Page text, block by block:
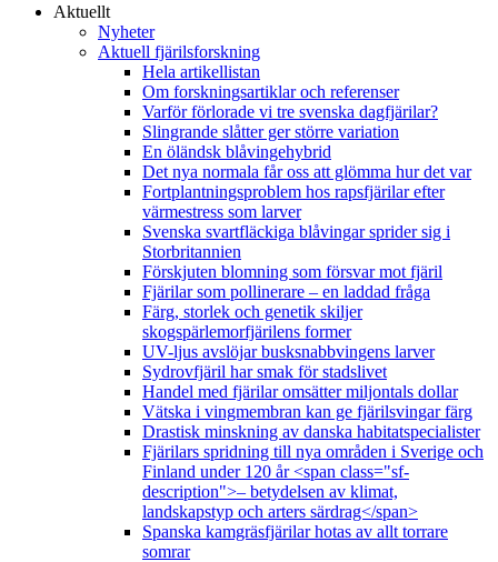
Aktuellt
Nyheter
Aktuell fjärilsforskning
Hela artikellistan
Om forskningsartiklar och referenser
Varför förlorade vi tre svenska dagfjärilar?
Slingrande slåtter ger större variation
En öländsk blåvingehybrid
Det nya normala får oss att glömma hur det var
Fortplantningsproblem hos rapsfjärilar efter
värmestress som larver
Svenska svartfläckiga blåvingar sprider sig i
Storbritannien
Förskjuten blomning som försvar mot fjäril
Fjärilar som pollinerare – en laddad fråga
Färg, storlek och genetik skiljer
skogspärlemorfjärilens former
UV-ljus avslöjar busksnabbvingens larver
Sydrovfjäril har smak för stadslivet
Handel med fjärilar omsätter miljontals dollar
Vätska i vingmembran kan ge fjärilsvingar färg
Drastisk minskning av danska habitatspecialister
Fjärilars spridning till nya områden i Sverige och
Finland under 120 år <span class="sf-
description">– betydelsen av klimat,
landskapstyp och arters särdrag</span>
Spanska kamgräsfjärilar hotas av allt torrare
somrar